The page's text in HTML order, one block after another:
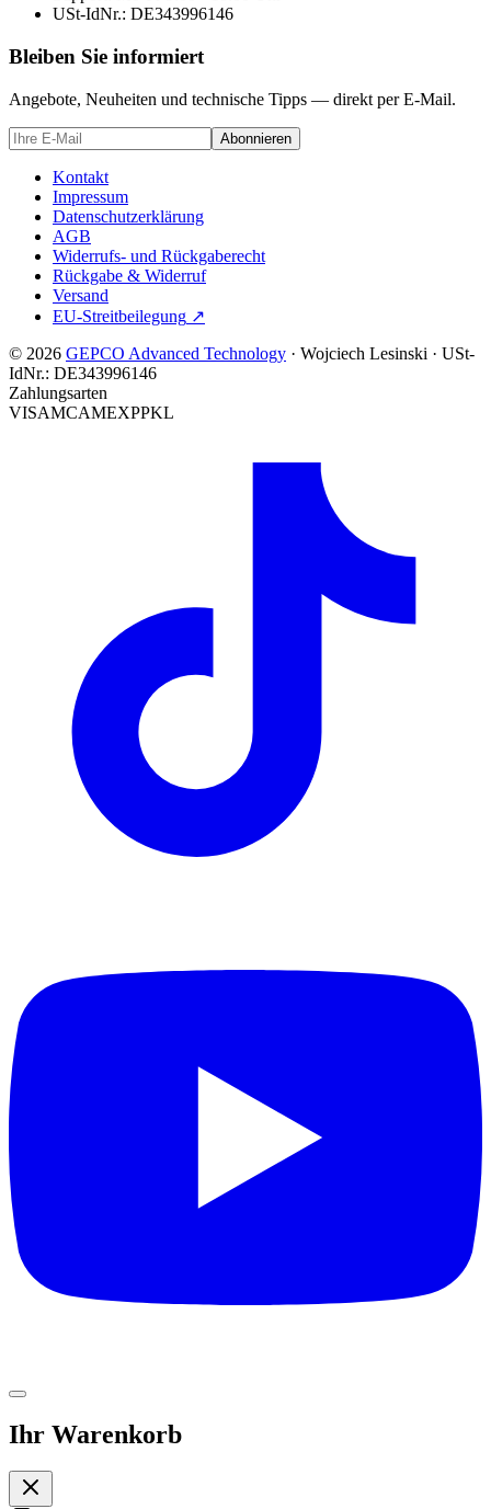
USt-IdNr.: DE343996146
Bleiben Sie informiert
Angebote, Neuheiten und technische Tipps — direkt per E-Mail.
Abonnieren
Kontakt
Impressum
Datenschutzerklärung
AGB
Widerrufs- und Rückgaberecht
Rückgabe & Widerruf
Versand
EU-Streitbeilegung ↗
© 2026 GEPCO Advanced Technology · Wojciech Lesinski · USt-
IdNr.: DE343996146
Zahlungsarten
VISAMCAMEXPPKL
Ihr Warenkorb